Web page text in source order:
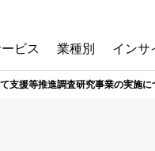
ビス 業種別 インサ
支援等推進調査研究事業の実施に